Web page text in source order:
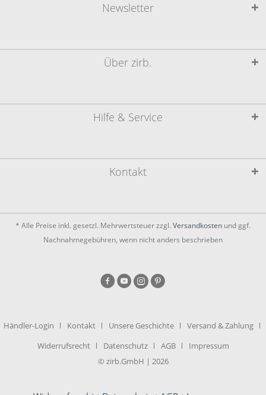
Kontakt
Hilfe & Service
Über zirb.
Newsletter
* Alle Preise inkl. gesetzl. Mehrwertsteuer zzgl. Versandkosten und ggf.
Nachnahmegebühren, wenn nicht anders beschrieben
Händler-Login Kontakt Unsere Geschichte
Versand & Zahlung
Widerrufsrecht
Datenschutz AGB
Impressum
© zirb.GmbH | 2026